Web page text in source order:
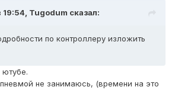
19:54, Tugodum сказал:
по контроллеру изложить
не занимаюсь, (времени на это